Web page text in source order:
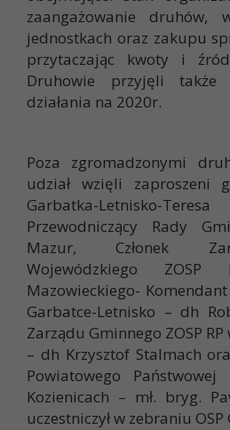
zaangażowanie druhów,
jednostkach oraz zakupu
przytaczając kwoty i
Druhowie przyjęli
działania na 2020r.
Poza zgromadzonymi
udział wzięli zaproszeni
Garbatka-Letnisko-
Przewodniczący Rady
Mazur, Członek
Wojewódzkiego ZOSP
Mazowieckiego-
Garbatce-Letnisko – dh
Zarządu Gminnego ZOSP
– dh Krzysztof Stalmach
Powiatowego
Kozienicach – mł. bryg.
uczestniczył w zebraniu